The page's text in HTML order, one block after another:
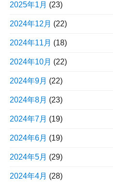
2025年1月 (23)
2024年12月 (22)
2024年11月 (18)
2024年10月 (22)
2024年9月 (22)
2024年8月 (23)
2024年7月 (19)
2024年6月 (19)
2024年5月 (29)
2024年4月 (28)